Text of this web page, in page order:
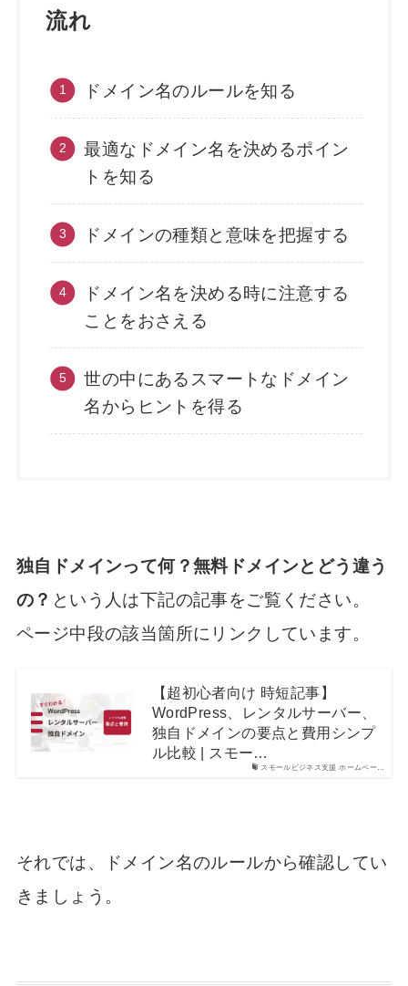
流れ
ドメイン名のルールを知る
最適なドメイン名を決めるポイン
トを知る
ドメインの種類と意味を把握する
ドメイン名を決める時に注意する
ことをおさえる
世の中にあるスマートなドメイン
名からヒントを得る
独自ドメインって何？無料ドメインとどう違う
の？ という人は下記の記事をご覧ください。
ページ中段の該当箇所にリンクしています。
スモールビジネス支援 ホームペー…
【超初心者向け 時短記事】
WordPress、レンタルサーバー、
独自ドメインの要点と費用シンプ
ル比較 | スモー…
それでは、ドメイン名のルールから確認してい
きましょう。